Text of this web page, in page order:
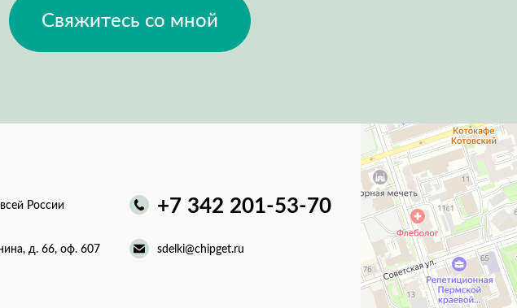
Свяжитесь со мной
России
+7 342 201-53-70
д. 66, оф. 607 sdelki@chipget.ru